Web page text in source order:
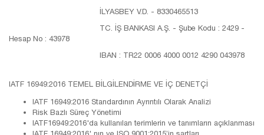
İLYASBEY V.D. - 8330465513
TC. İŞ BANKASI A.Ş. - Şube Kodu : 2429 -
Hesap No : 43978
IBAN : TR22 0006 4000 0012 4290 043978
IATF 16949:2016 TEMEL BİLGİLENDİRME VE İÇ DENETÇİ
IATF 16949:2016 Standardının Ayrıntılı Olarak Analizi
Risk Bazlı Süreç Yönetimi
IATF16949:2016'da kullanılan terimlerin ve tanımların açıklanması